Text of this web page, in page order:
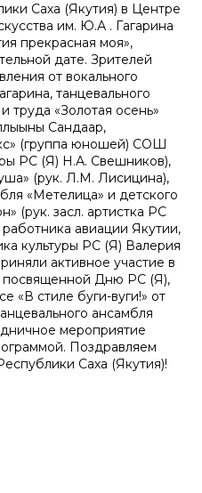
Саха (Якутия) в Центре
им. Ю.А . Гагарина
прекрасная моя»,
дате. Зрителей
от вокального
танцевального
труда «Золотая осень»
Сандаар,
(группа юношей) СОШ
РС (Я) Н.А. Свешников),
(рук. Л.М. Лисицина),
«Метелица» и детского
(рук. засл. артистка РС
авиации Якутии,
культуры РС (Я) Валерия
активное участие в
посвященной Дню РС (Я),
«В стиле буги-вуги!» от
ансамбля
мероприятие
Поздравляем
Саха (Якутия)!